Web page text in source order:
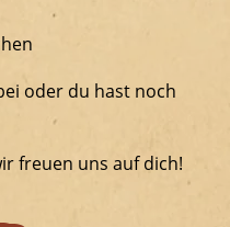
oder du hast noch
freuen uns auf dich!